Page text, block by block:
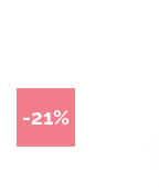
-21%